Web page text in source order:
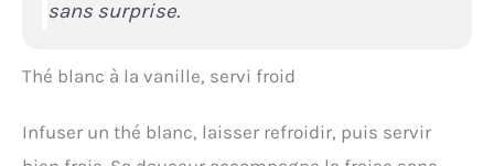
sans surprise.
Thé blanc à la vanille, servi froid
Infuser un thé blanc, laisser refroidir, puis servir